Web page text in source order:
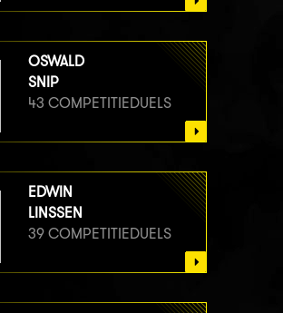
OSWALD
SNIP
43 COMPETITIEDUELS
EDWIN
LINSSEN
39 COMPETITIEDUELS